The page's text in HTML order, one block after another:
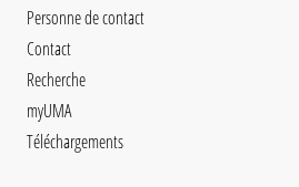
Personne de contact
Contact
Recherche
myUMA
Téléchargements